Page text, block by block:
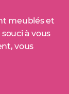
meublés et
à vous
vous